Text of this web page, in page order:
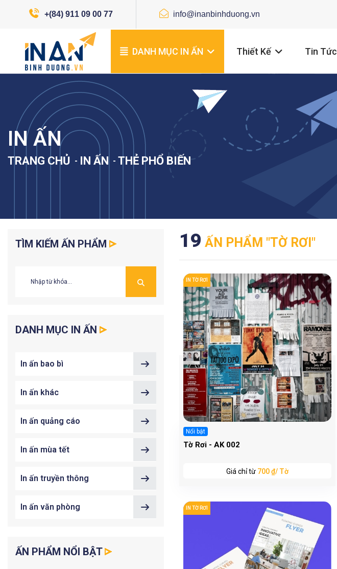
+(84) 911 09 00 77 info@inanbinhduong.vn
DANH MỤC IN ẤN Thiết Kế Tin Tức
IN ẤN
TRANG CHỦ - IN ẤN - THẺ PHỔ BIẾN
TÌM KIẾM ẤN PHẨM
DANH MỤC IN ẤN
In ấn bao bì
In ấn khác
In ấn quảng cáo
In ấn mùa tết
In ấn truyền thông
In ấn văn phòng
ẤN PHẨM NỔI BẬT
19 ẤN PHẨM "TỜ RƠI"
IN TỜ RƠI
Nổi bật
Tờ Rơi - AK 002
Giá chỉ từ 700 ₫/ Tờ
IN TỜ RƠI